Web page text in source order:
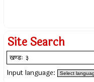
Site Search
Input language: